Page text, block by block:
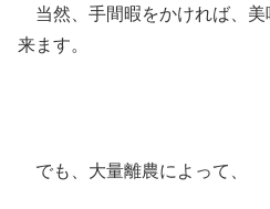
当然、手間暇をかければ、美
来ます。
でも、大量離農によって、